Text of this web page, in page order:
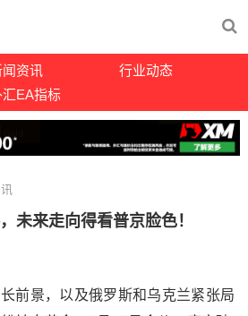
闻资讯
行业动态
汇EA指标
未来走向得看普京脸色！
前景，以及俄罗斯和乌克兰紧张局